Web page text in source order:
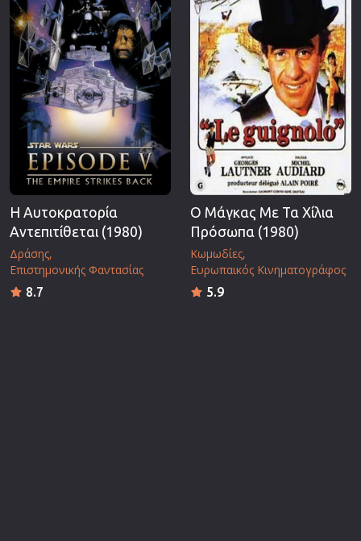
Η Αυτοκρατορία
Αντεπιτίθεται (1980)
Δράσης
Επιστημονικής Φαντασίας
8.7
Ο Μάγκας Με Τα Χίλια
Πρόσωπα (1980)
Κωμωδίες
Ευρωπαικός Κινηματογράφος
5.9